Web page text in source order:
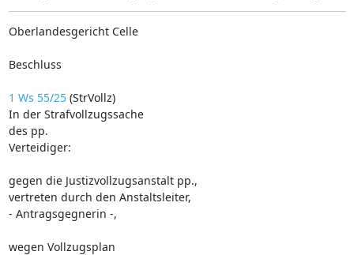
Oberlandesgericht Celle
Beschluss
1 Ws 55/25(StrVollz)
In der Strafvollzugssache
des pp.
Verteidiger:
gegen die Justizvollzugsanstalt pp.,
vertreten durch den Anstaltsleiter,
- Antragsgegnerin -,
wegen Vollzugsplan